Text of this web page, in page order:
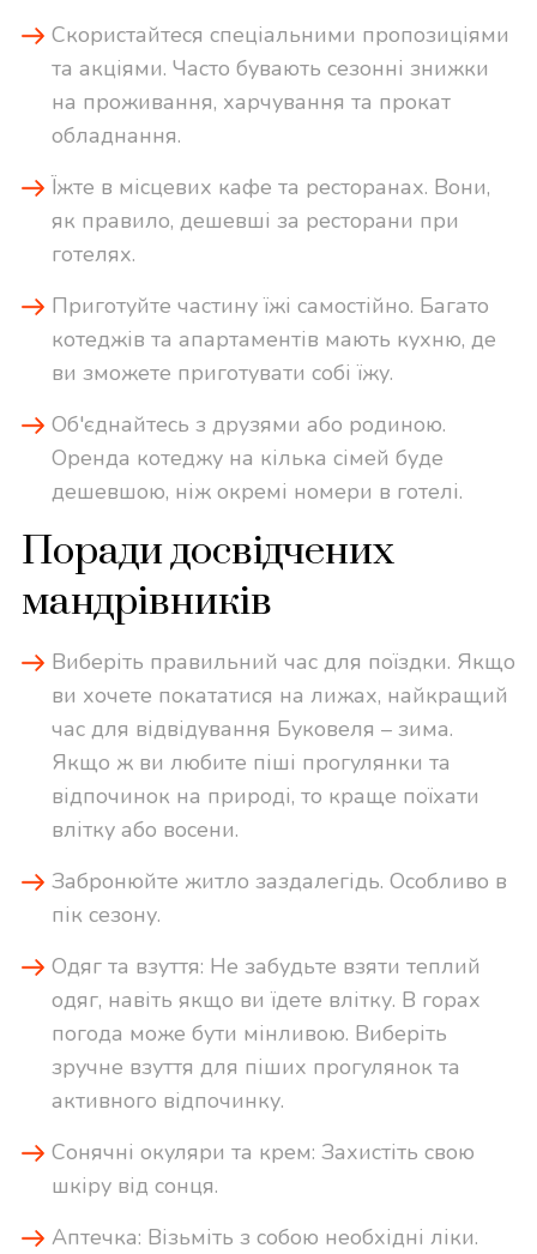
Скористайтеся спеціальними пропозиціями
та акціями. Часто бувають сезонні знижки
на проживання, харчування та прокат
обладнання.
Їжте в місцевих кафе та ресторанах. Вони,
як правило, дешевші за ресторани при
готелях.
Приготуйте частину їжі самостійно. Багато
котеджів та апартаментів мають кухню, де
ви зможете приготувати собі їжу.
Об'єднайтесь з друзями або родиною.
Оренда котеджу на кілька сімей буде
дешевшою, ніж окремі номери в готелі.
Поради досвідчених
мандрівників
Виберіть правильний час для поїздки. Якщо
ви хочете покататися на лижах, найкращий
час для відвідування Буковеля – зима.
Якщо ж ви любите піші прогулянки та
відпочинок на природі, то краще поїхати
влітку або восени.
Забронюйте житло заздалегідь. Особливо в
пік сезону.
Одяг та взуття: Не забудьте взяти теплий
одяг, навіть якщо ви їдете влітку. В горах
погода може бути мінливою. Виберіть
зручне взуття для піших прогулянок та
активного відпочинку.
Сонячні окуляри та крем: Захистіть свою
шкіру від сонця.
Аптечка: Візьміть з собою необхідні ліки.